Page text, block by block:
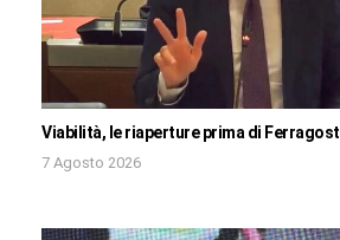
Viabilità, le riaperture prima di
7 Agosto 2026